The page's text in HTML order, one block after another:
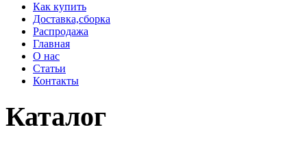
Как купить
Доставка,сборка
Распродажа
Главная
О нас
Статьи
Контакты
Каталог